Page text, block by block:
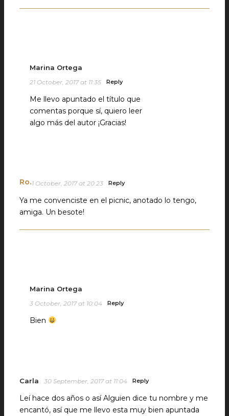
Marina Ortega
21 October, 2017 at 11:35 Reply
Me llevo apuntado el título que
comentas porque sí, quiero leer
algo más del autor ¡Gracias!
Ro.1 October, 2017 at 20:23 Reply
Ya me convenciste en el picnic, anotado lo tengo,
amiga. Un besote!
Marina Ortega
3 October, 2017 at 10:04 Reply
Bien
Carla 30 September, 2017 at 11:04 Reply
Leí hace dos años o así Alguien dice tu nombre y me
encantó, así que me llevo esta muy bien apuntada